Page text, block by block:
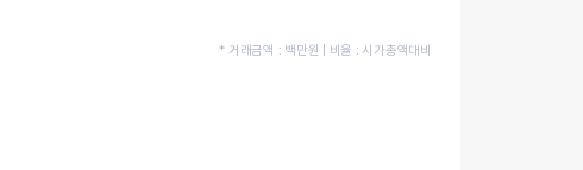
* 거래금액 : 백만원 | 비율 : 시가총액대비